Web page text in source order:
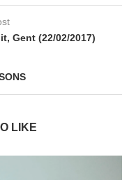
Gent (22/02/2017)
LIKE